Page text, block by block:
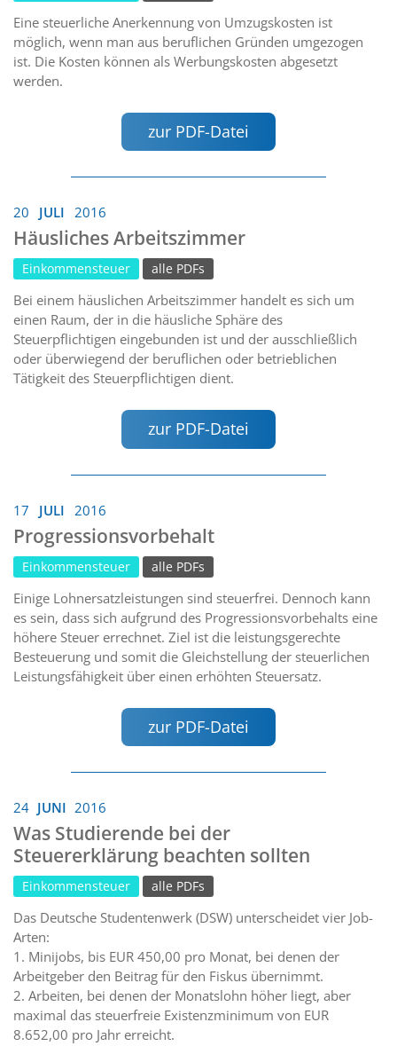
Eine steuerliche Anerkennung von Umzugskosten ist
möglich, wenn man aus beruflichen Gründen umgezogen
ist. Die Kosten können als Werbungskosten abgesetzt
werden.
zur PDF-Datei
20 JULI 2016
Häusliches Arbeitszimmer
Einkommensteuer alle PDFs
Bei einem häuslichen Arbeitszimmer handelt es sich um
einen Raum, der in die häusliche Sphäre des
Steuerpflichtigen eingebunden ist und der ausschließlich
oder überwiegend der beruflichen oder betrieblichen
Tätigkeit des Steuerpflichtigen dient.
zur PDF-Datei
17 JULI 2016
Progressionsvorbehalt
Einkommensteuer alle PDFs
Einige Lohnersatzleistungen sind steuerfrei. Dennoch kann
es sein, dass sich aufgrund des Progressionsvorbehalts eine
höhere Steuer errechnet. Ziel ist die leistungsgerechte
Besteuerung und somit die Gleichstellung der steuerlichen
Leistungsfähigkeit über einen erhöhten Steuersatz.
zur PDF-Datei
24 JUNI 2016
Was Studierende bei der
Steuererklärung beachten sollten
Einkommensteuer alle PDFs
Das Deutsche Studentenwerk (DSW) unterscheidet vier Job-
Arten:
1. Minijobs, bis EUR 450,00 pro Monat, bei denen der
Arbeitgeber den Beitrag für den Fiskus übernimmt.
2. Arbeiten, bei denen der Monatslohn höher liegt, aber
maximal das steuerfreie Existenzminimum von EUR
8.652,00 pro Jahr erreicht.